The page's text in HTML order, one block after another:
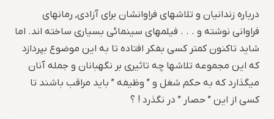
درباره زندانیان و تلاشهای فراوانشان برای آزادی, رمانهای
فراوانی نوشته و . . . فیلمهای سینمائی بسیاری ساخته اند. اما
شاید تاکنون کمتر کسی بفکر افتاده تا به این موضوع بپردازد
که این مجموعه تلاشها چه تاثیری بر نگهبانان و جمله آنان
میگذارد که به حکم شغل و ” وظیفه ” باید مراقب باشند تا
کسی از این ” حصار ” در نگذرد ! ؟